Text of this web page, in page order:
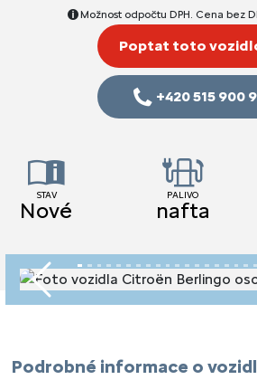
Předchozí
Možnost odpočtu DPH. Cena bez
Poptat toto
+420 515 900
STAV
Nové
PALIVO
nafta
Podrobné informace o